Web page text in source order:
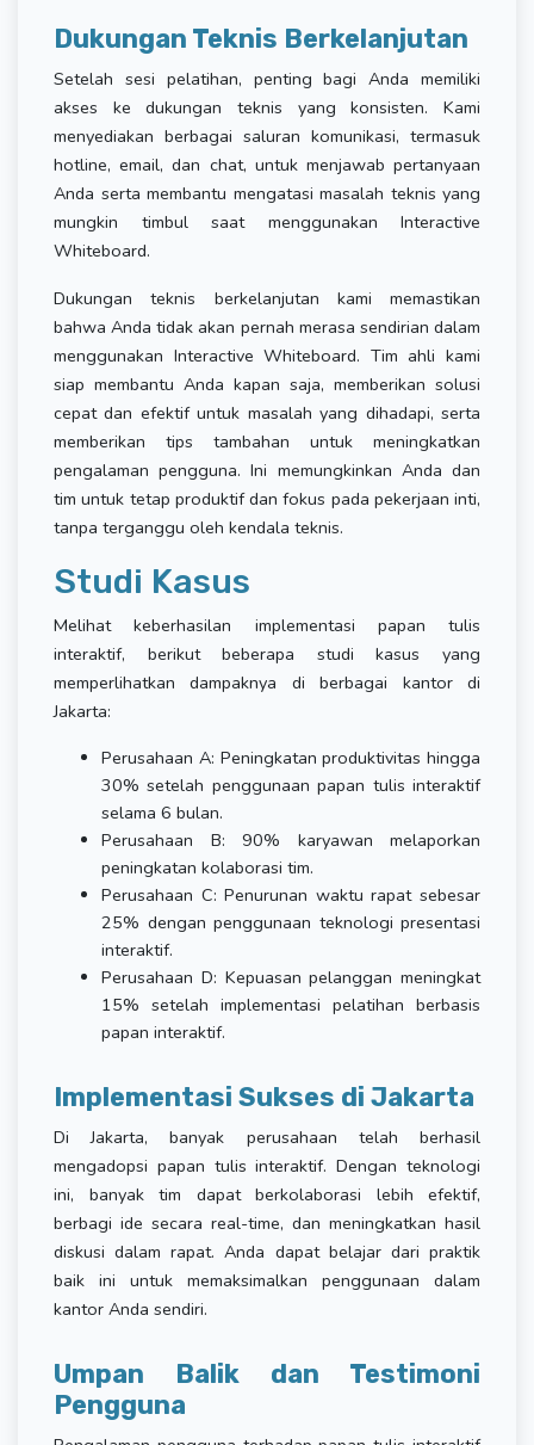
Dukungan Teknis Berkelanjutan
Setelah sesi pelatihan, penting bagi Anda memiliki
akses ke dukungan teknis yang konsisten. Kami
menyediakan berbagai saluran komunikasi, termasuk
hotline, email, dan chat, untuk menjawab pertanyaan
Anda serta membantu mengatasi masalah teknis yang
mungkin timbul saat menggunakan Interactive
Whiteboard.
Dukungan teknis berkelanjutan kami memastikan
bahwa Anda tidak akan pernah merasa sendirian dalam
menggunakan Interactive Whiteboard. Tim ahli kami
siap membantu Anda kapan saja, memberikan solusi
cepat dan efektif untuk masalah yang dihadapi, serta
memberikan tips tambahan untuk meningkatkan
pengalaman pengguna. Ini memungkinkan Anda dan
tim untuk tetap produktif dan fokus pada pekerjaan inti,
tanpa terganggu oleh kendala teknis.
Studi Kasus
Melihat keberhasilan implementasi papan tulis
interaktif, berikut beberapa studi kasus yang
memperlihatkan dampaknya di berbagai kantor di
Jakarta:
Perusahaan A: Peningkatan produktivitas hingga
30% setelah penggunaan papan tulis interaktif
selama 6 bulan.
Perusahaan B: 90% karyawan melaporkan
peningkatan kolaborasi tim.
Perusahaan C: Penurunan waktu rapat sebesar
25% dengan penggunaan teknologi presentasi
interaktif.
Perusahaan D: Kepuasan pelanggan meningkat
15% setelah implementasi pelatihan berbasis
papan interaktif.
Implementasi Sukses di Jakarta
Di Jakarta, banyak perusahaan telah berhasil
mengadopsi papan tulis interaktif. Dengan teknologi
ini, banyak tim dapat berkolaborasi lebih efektif,
berbagi ide secara real-time, dan meningkatkan hasil
diskusi dalam rapat. Anda dapat belajar dari praktik
baik ini untuk memaksimalkan penggunaan dalam
kantor Anda sendiri.
Umpan Balik dan Testimoni
Pengguna